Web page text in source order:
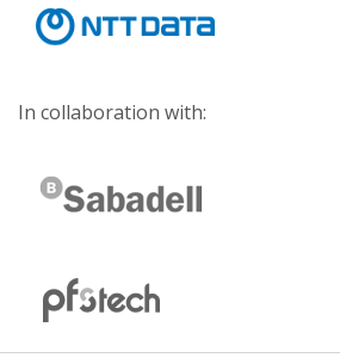
In collaboration with: